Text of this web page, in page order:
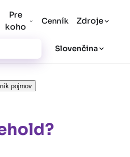
Pre
koho
Cenník Zdroje
Slovenčina
pojmov